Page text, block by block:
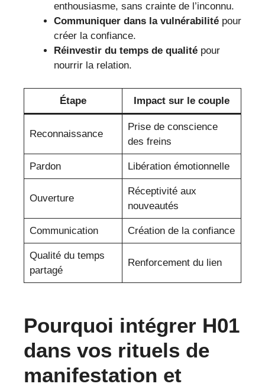
enthousiasme, sans crainte de l’inconnu.
Communiquer dans la vulnérabilité pour
créer la confiance.
Réinvestir du temps de qualité pour
nourrir la relation.
Étape Impact sur le couple
Reconnaissance
Prise de conscience
des freins
Pardon Libération émotionnelle
Ouverture
Réceptivité aux
nouveautés
Communication Création de la confiance
Qualité du temps
partagé
Renforcement du lien
Pourquoi intégrer H01
dans vos rituels de
manifestation et